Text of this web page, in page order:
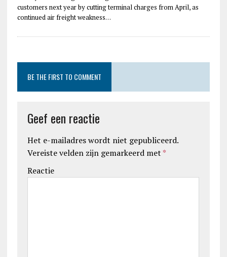
customers next year by cutting terminal charges from April, as
continued air freight weakness…
BE THE FIRST TO COMMENT
Geef een reactie
Het e-mailadres wordt niet gepubliceerd.
Vereiste velden zijn gemarkeerd met *
Reactie